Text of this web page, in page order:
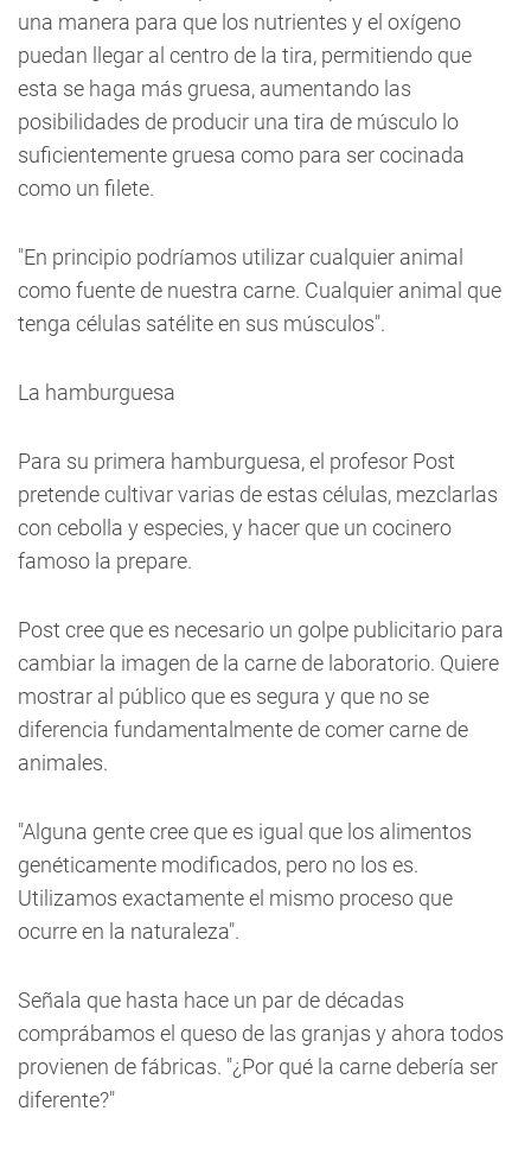
una manera para que los nutrientes y el oxígeno
puedan llegar al centro de la tira, permitiendo que
esta se haga más gruesa, aumentando las
posibilidades de producir una tira de músculo lo
suficientemente gruesa como para ser cocinada
como un filete.
"En principio podríamos utilizar cualquier animal
como fuente de nuestra carne. Cualquier animal que
tenga células satélite en sus músculos".
La hamburguesa
Para su primera hamburguesa, el profesor Post
pretende cultivar varias de estas células, mezclarlas
con cebolla y especies, y hacer que un cocinero
famoso la prepare.
Post cree que es necesario un golpe publicitario para
cambiar la imagen de la carne de laboratorio. Quiere
mostrar al público que es segura y que no se
diferencia fundamentalmente de comer carne de
animales.
"Alguna gente cree que es igual que los alimentos
genéticamente modificados, pero no los es.
Utilizamos exactamente el mismo proceso que
ocurre en la naturaleza".
Señala que hasta hace un par de décadas
comprábamos el queso de las granjas y ahora todos
provienen de fábricas. "¿Por qué la carne debería ser
diferente?"